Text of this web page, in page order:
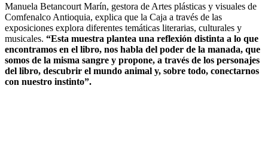
Manuela Betancourt Marín, gestora de Artes plásticas y visuales de
Comfenalco Antioquia, explica que la Caja a través de las
exposiciones explora diferentes temáticas literarias, culturales y
musicales. “Esta muestra plantea una reflexión distinta a lo que
encontramos en el libro, nos habla del poder de la manada, que
somos de la misma sangre y propone, a través de los personajes
del libro, descubrir el mundo animal y, sobre todo, conectarnos
con nuestro instinto”.